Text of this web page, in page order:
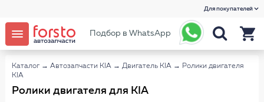
Для покупателей
Подбор в WhatsApp
Каталог → Автозапчасти KIA → Двигатель KIA → Ролики двигателя
KIA
Ролики двигателя для KIA